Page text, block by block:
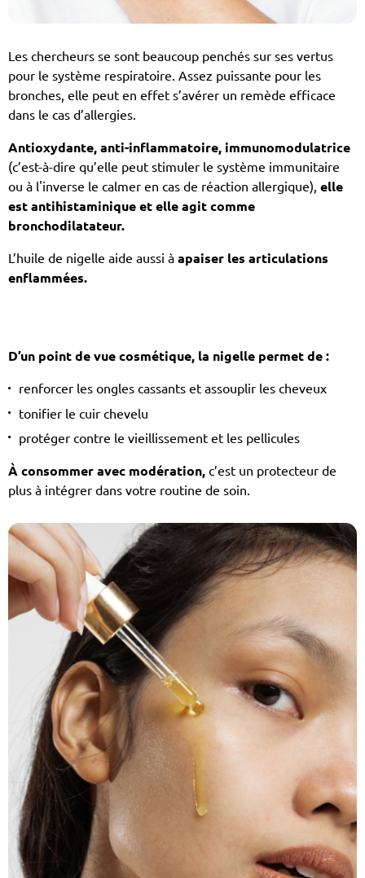
Les chercheurs se sont beaucoup penchés sur ses vertus
pour le système respiratoire. Assez puissante pour les
bronches, elle peut en effet s’avérer un remède efficace
dans le cas d’allergies.
Antioxydante, anti-inflammatoire, immunomodulatrice
(c’est-à-dire qu’elle peut stimuler le système immunitaire
ou à l'inverse le calmer en cas de réaction allergique), elle
est antihistaminique et elle agit comme
bronchodilatateur.
L’huile de nigelle aide aussi à apaiser les articulations
enflammées.
D’un point de vue cosmétique, la nigelle permet de :
renforcer les ongles cassants et assouplir les cheveux
tonifier le cuir chevelu
protéger contre le vieillissement et les pellicules
À consommer avec modération, c’est un protecteur de
plus à intégrer dans votre routine de soin.